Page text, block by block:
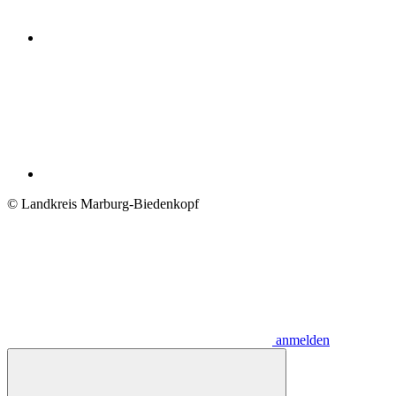
© Landkreis Marburg-Biedenkopf
anmelden